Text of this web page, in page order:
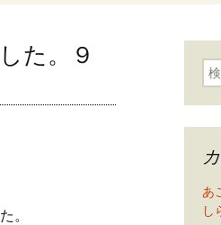
た。９
。
検
あ
し